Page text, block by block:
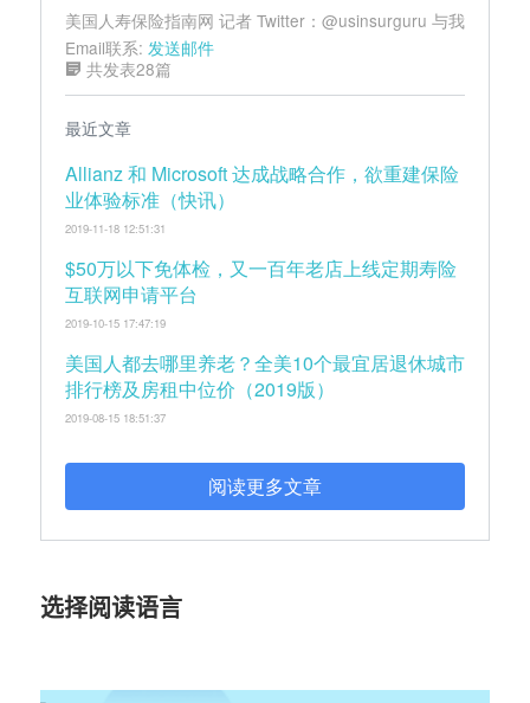
美国人寿保险指南网 记者 Twitter：@usinsurguru 与我
Email联系: 发送邮件
共发表28篇
最近文章
Allianz 和 Microsoft 达成战略合作，欲重建保险
业体验标准（快讯）
2019-11-18 12:51:31
$50万以下免体检，又一百年老店上线定期寿险
互联网申请平台
2019-10-15 17:47:19
美国人都去哪里养老？全美10个最宜居退休城市
排行榜及房租中位价（2019版）
2019-08-15 18:51:37
阅读更多文章
选择阅读语言